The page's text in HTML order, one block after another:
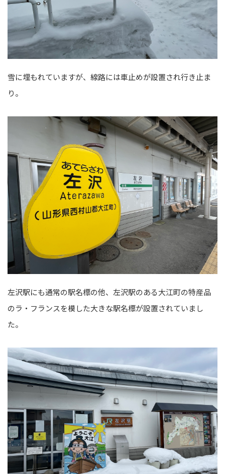
雪に埋もれていますが、線路には車止めが設置され行き止ま
り。
左沢駅にも通常の駅名標の他、左沢駅のある大江町の特産品
のラ・フランスを模した大きな駅名標が設置されていまし
た。